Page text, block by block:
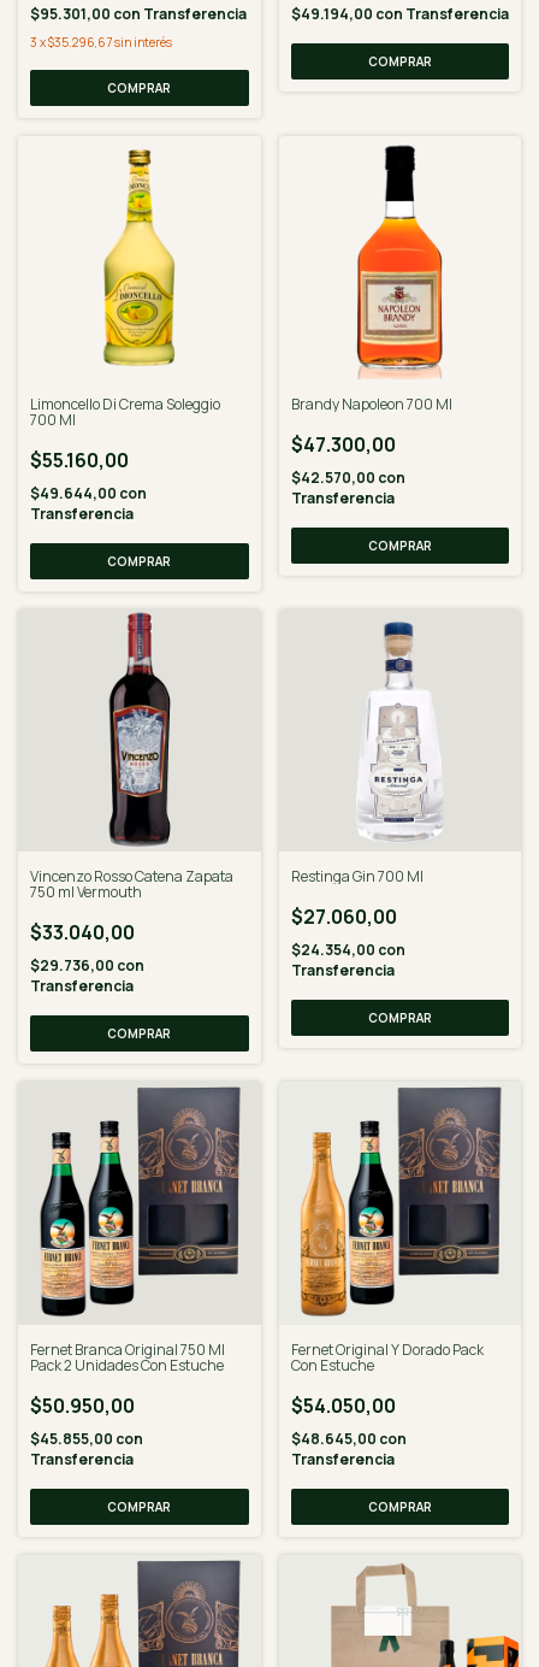
$95.301,00 con Transferencia
3 x$35.296,67sin interés
$49.194,00 con Transferencia
Limoncello Di Crema Soleggio
700 Ml
$55.160,00
$49.644,00 con
Transferencia
Brandy Napoleon 700 Ml
$47.300,00
$42.570,00 con
Transferencia
Vincenzo Rosso Catena Zapata
750 ml Vermouth
$33.040,00
$29.736,00 con
Transferencia
Restinga Gin 700 Ml
$27.060,00
$24.354,00 con
Transferencia
Fernet Branca Original 750 Ml
Pack 2 Unidades Con Estuche
$50.950,00
$45.855,00 con
Transferencia
Fernet Original Y Dorado Pack
Con Estuche
$54.050,00
$48.645,00 con
Transferencia